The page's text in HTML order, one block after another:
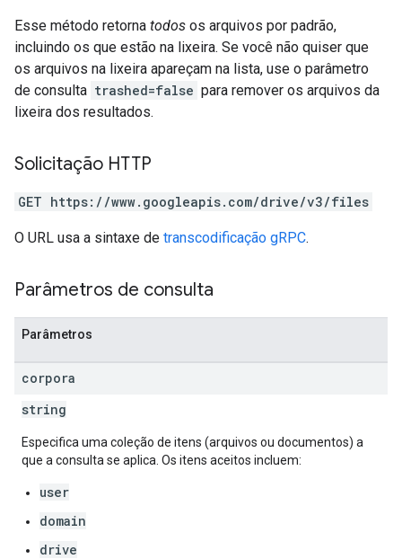
Esse método retorna todos os arquivos por padrão,
incluindo os que estão na lixeira. Se você não quiser que
os arquivos na lixeira apareçam na lista, use o parâmetro
de consulta trashed=false para remover os arquivos da
lixeira dos resultados.
Solicitação HTTP
GET https://www.googleapis.com/drive/v3/files
O URL usa a sintaxe de transcodificação gRPC.
Parâmetros de consulta
Parâmetros
corpora
string
Especifica uma coleção de itens (arquivos ou documentos) a
que a consulta se aplica. Os itens aceitos incluem:
user
domain
drive